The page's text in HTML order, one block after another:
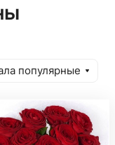
популярные